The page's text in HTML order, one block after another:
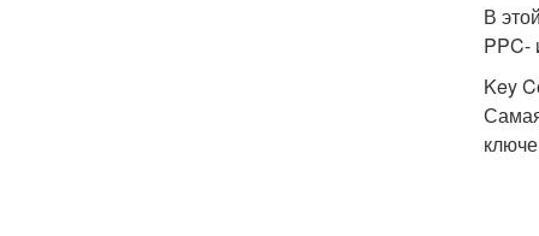
В
PPC-
Key